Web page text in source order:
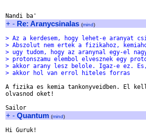
+ - Re: Aranycsinalas (mind)
> Az a kerdesem, hogy lehet-e aranyat
> Abszolut nem ertek a fizikahoz,
> ugy tudom, hogy az aranynal egy-el
> protonszamu elembol elvesznek egy
> akkor arany lesz belole. Igaz-e ez.
> akkor hol van errol hiteles forras
A fizika es kemia tankonyveidben. El
olvasnod oket!
+ - Quantum (mind)
Hi Guruk!